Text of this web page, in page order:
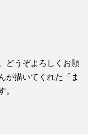
どうぞよろしくお願
が描いてくれた「ま
。